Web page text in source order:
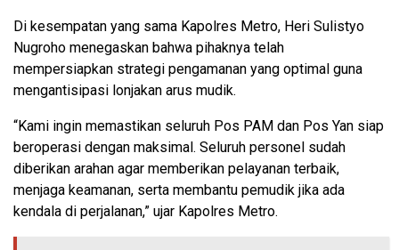
Di kesempatan yang sama Kapolres Metro, Heri Sulistyo
Nugroho menegaskan bahwa pihaknya telah
mempersiapkan strategi pengamanan yang optimal guna
mengantisipasi lonjakan arus mudik.
“Kami ingin memastikan seluruh Pos PAM dan Pos Yan siap
beroperasi dengan maksimal. Seluruh personel sudah
diberikan arahan agar memberikan pelayanan terbaik,
menjaga keamanan, serta membantu pemudik jika ada
kendala di perjalanan,” ujar Kapolres Metro.